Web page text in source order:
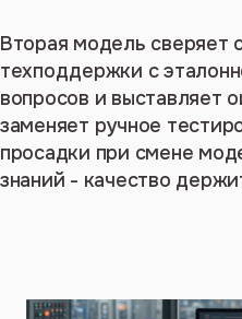
Вторая модель сверяет
техподдержки с
вопросов и выставляет
заменяет ручное
просадки при смене
знаний - качество